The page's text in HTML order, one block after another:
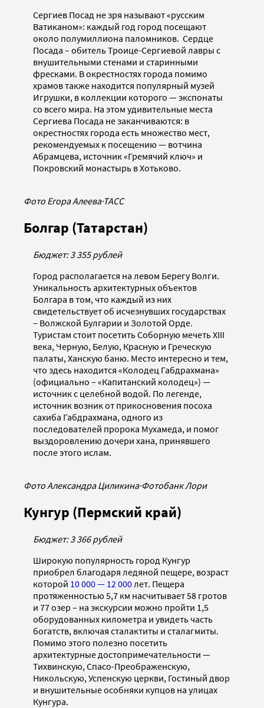
Сергиев Посад не зря называют «русским
Ватиканом»: каждый год город посещают
около полумиллиона паломников. Сердце
Посада – обитель Троице-Сергиевой лавры с
внушительными стенами и старинными
фресками. В окрестностях города помимо
храмов также находится популярный музей
Игрушки, в коллекции которого — экспонаты
со всего мира. На этом удивительные места
Сергиева Посада не заканчиваются: в
окрестностях города есть множество мест,
рекомендуемых к посещению — вотчина
Абрамцева, источник «Гремячий ключ» и
Покровский монастырь в Хотьково.
Фото Егора Алеева·ТАСС
Болгар (Татарстан)
Бюджет: 3 355 рублей
Город располагается на левом Берегу Волги.
Уникальность архитектурных объектов
Болгара в том, что каждый из них
свидетельствует об исчезнувших государствах
– Волжской Булгарии и Золотой Орде.
Туристам стоит посетить Соборную мечеть XIII
века, Черную, Белую, Красную и Греческую
палаты, Ханскую баню. Место интересно и тем,
что здесь находится «Колодец Габдрахмана»
(официально – «Капитанский колодец») —
источник с целебной водой. По легенде,
источник возник от прикосновения посоха
сахиба Габдрахмана, одного из
последователей пророка Мухамеда, и помог
выздоровлению дочери хана, принявшего
после этого ислам.
Фото Александра Циликина·Фотобанк Лори
Кунгур (Пермский край)
Бюджет: 3 366 рублей
Широкую популярность город Кунгур
приобрел благодаря ледяной пещере, возраст
которой 10 000 — 12 000 лет. Пещера
протяженностью 5,7 км насчитывает 58 гротов
и 77 озер – на экскурсии можно пройти 1,5
оборудованных километра и увидеть часть
богатств, включая сталактиты и сталагмиты.
Помимо этого полезно посетить
архитектурные достопримечательности —
Тихвинскую, Спасо-Преображенскую,
Никольскую, Успенскую церкви, Гостиный двор
и внушительные особняки купцов на улицах
Кунгура.